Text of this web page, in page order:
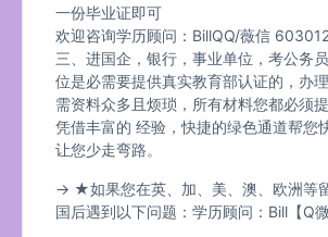
一份毕业证即可
欢迎咨询学历顾问：BillQQ/薇信
三、进国企，银行，事业单位，考公务
位是必需要提供真实教育部认证的，办
需资料众多且烦琐，所有材料您都必须
凭借丰富的 经验，快捷的绿色通道帮您
让您少走弯路。
→ ★如果您在英、加、美、澳、欧洲等
国后遇到以下问题：学历顾问：Bill【Q